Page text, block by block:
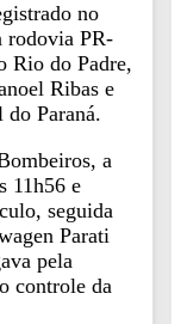
no
rodovia PR-
Rio do Padre,
Ribas e
Paraná.
a
11h56 e
seguida
Parati
pela
controle da